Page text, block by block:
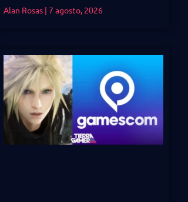
Alan Rosas 7 agosto, 2026